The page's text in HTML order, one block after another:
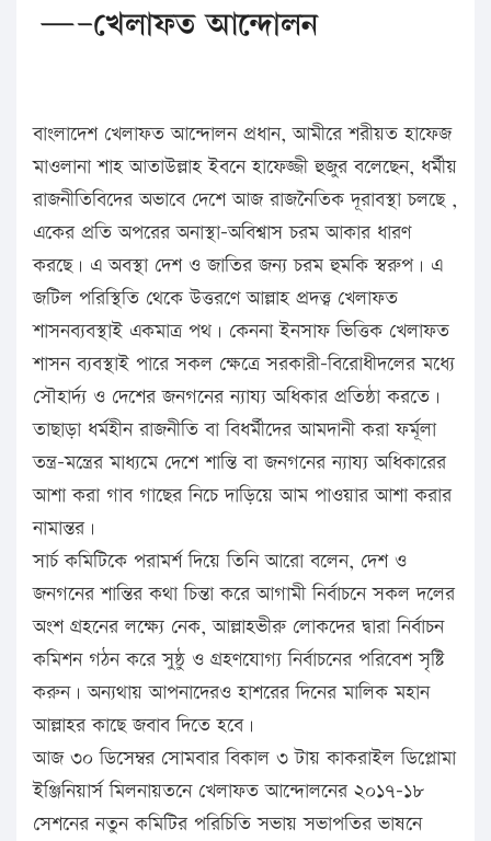
—–খেলাফত আন্দোলন
বাংলাদেশ খেলাফত আন্দোলন প্রধান, আমীরে শরীয়ত হাফেজ
মাওলানা শাহ আতাউল্লাহ ইবনে হাফেজ্জী হুজুর বলেছেন, ধর্মীয়
রাজনীতিবিদের অভাবে দেশে আজ রাজনৈতিক দূরাবস্থা চলছে ,
একের প্রতি অপরের অনাস্থা-অবিশ্বাস চরম আকার ধারণ
করছে। এ অবস্থা দেশ ও জাতির জন্য চরম হুমকি স্বরুপ। এ
জটিল পরিস্থিতি থেকে উত্তরণে আল্লাহ প্রদত্ত্ব খেলাফত
শাসনব্যবস্থাই একমাত্র পথ। কেননা ইনসাফ ভিত্তিক খেলাফত
শাসন ব্যবস্থাই পারে সকল ক্ষেত্রে সরকারী-বিরোধীদলের মধ্যে
সৌহার্দ্য ও দেশের জনগনের ন্যায্য অধিকার প্রতিষ্ঠা করতে।
তাছাড়া ধর্মহীন রাজনীতি বা বিধর্মীদের আমদানী করা ফর্মূলা
তন্ত্র-মন্ত্রের মাধ্যমে দেশে শান্তি বা জনগনের ন্যায্য অধিকারের
আশা করা গাব গাছের নিচে দাড়িয়ে আম পাওয়ার আশা করার
নামান্তর।
সার্চ কমিটিকে পরামর্শ দিয়ে তিনি আরো বলেন, দেশ ও
জনগনের শান্তির কথা চিন্তা করে আগামী নির্বাচনে সকল দলের
অংশ গ্রহনের লক্ষ্যে নেক, আল্লাহভীরু লোকদের দ্বারা নির্বাচন
কমিশন গঠন করে সুষ্ঠু ও গ্রহণযোগ্য নির্বাচনের পরিবেশ সৃষ্টি
করুন। অন্যথায় আপনাদেরও হাশরের দিনের মালিক মহান
আল্লাহর কাছে জবাব দিতে হবে।
আজ ৩০ ডিসেম্বর সোমবার বিকাল ৩ টায় কাকরাইল ডিপ্লোমা
ইঞ্জিনিয়ার্স মিলনায়তনে খেলাফত আন্দোলনের ২০১৭-১৮
সেশনের নতুন কমিটির পরিচিতি সভায় সভাপতির ভাষনে